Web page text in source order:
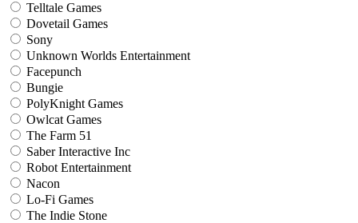
Telltale Games
Dovetail Games
Sony
Unknown Worlds Entertainment
Facepunch
Bungie
PolyKnight Games
Owlcat Games
The Farm 51
Saber Interactive Inc
Robot Entertainment
Nacon
Lo-Fi Games
The Indie Stone